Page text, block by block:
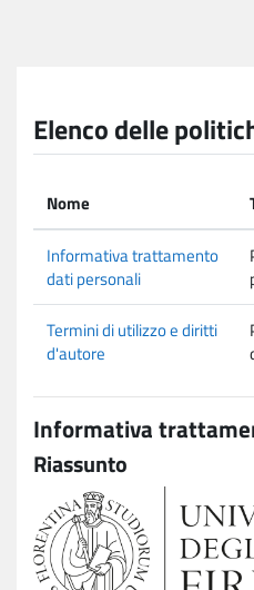
Elenco delle
Nome
Informativa trattamento
dati personali
Termini di utilizzo e diritti
d'autore
Informativa
Riassunto